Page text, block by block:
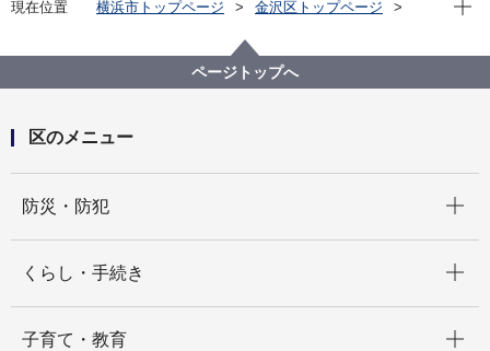
現在位置 横浜市トップページ
金沢区トップページ
令和８年度金沢区バナー広告募集案内
ページトップへ
区のメニュー
防災・防犯
くらし・手続き
子育て・教育